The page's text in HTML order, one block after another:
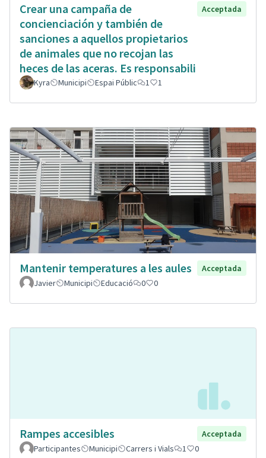
Crear una campaña de
concienciación y también de
sanciones a aquellos propietarios
de animales que no recojan las
heces de las aceras. Es responsabili
Acceptada
Kyra Municipi Espai Públic 1 1
Mantenir temperatures a les aules
Acceptada
Javier
Municipi Educació 0 0
Rampes accesibles
Acceptada
Participantes
Municipi Carrers i Vials 1 0